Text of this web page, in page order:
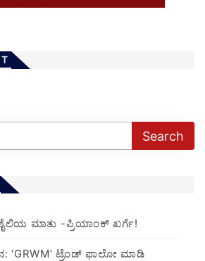
ಮಾತು -ಪ್ರಿಯಾಂಕ್ ಖರ್ಗೆ!
‘GRWM’ ಟ್ರೆಂಡ್ ಫಾಲೋ ಮಾಡಿ